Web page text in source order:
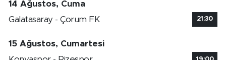
14 Ağustos, Cuma
Galatasaray - Çorum FK
21:30
15 Ağustos, Cumartesi